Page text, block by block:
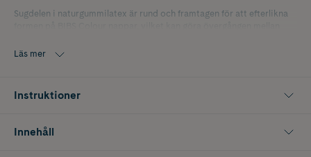
Sugdelen i naturgummilatex är rund och framtagen för att efterlikna
ventil som kan hjälpa till att ge ett jämnt mjölkflöde och minska
uppfyller Europastandard EN14350.
Färg: Ivory
Läs mer
Instruktioner
Innehåll